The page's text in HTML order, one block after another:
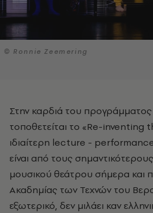
© Ronnie Zeemering
Στην καρδιά του προγράμματος του C_Music now
τοποθετείται το «Re-inventing
ιδιαίτερη lecture -
είναι από τους
μουσικού θεάτρου σήμερα και
Ακαδημίας των Τεχνών του
εξωτερικό, δεν μιλάει καν